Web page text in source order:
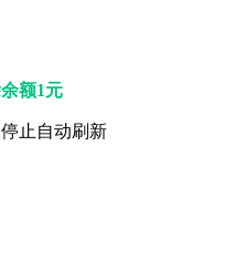
额1元
止自动刷新